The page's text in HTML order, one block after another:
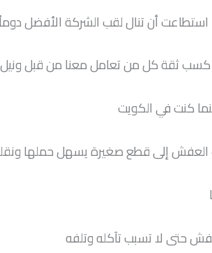
استطاعت أن تنال لقب الشركة الأفضل
كسب ثقة كل من تعامل معنا من قبل
كنت في الكويت
العفش إلى قطع صغيرة يسهل حملها
حتى لا تسبب تآكله وتلفه